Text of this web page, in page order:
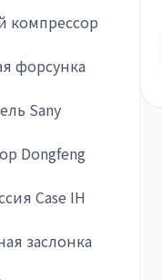
компрессор
форсунка
Sany
Dongfeng
Case IH
заслонка